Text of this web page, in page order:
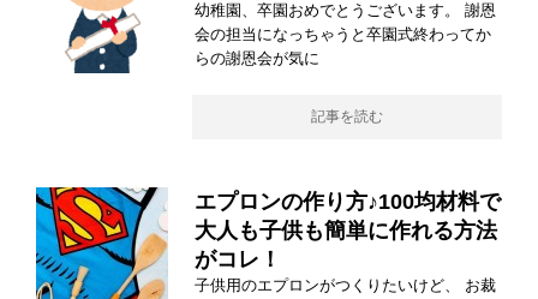
幼稚園、卒園おめでとうございます。 謝恩
会の担当になっちゃうと卒園式終わってか
らの謝恩会が気に
記事を読む
エプロンの作り方♪100均材料で
大人も子供も簡単に作れる方法
がコレ！
子供用のエプロンがつくりたいけど、 お裁